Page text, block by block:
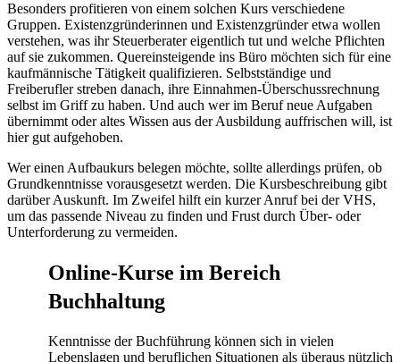
Besonders profitieren von einem solchen Kurs verschiedene
Gruppen. Existenzgründerinnen und Existenzgründer etwa wollen
verstehen, was ihr Steuerberater eigentlich tut und welche Pflichten
auf sie zukommen. Quereinsteigende ins Büro möchten sich für eine
kaufmännische Tätigkeit qualifizieren. Selbstständige und
Freiberufler streben danach, ihre Einnahmen-Überschussrechnung
selbst im Griff zu haben. Und auch wer im Beruf neue Aufgaben
übernimmt oder altes Wissen aus der Ausbildung auffrischen will, ist
hier gut aufgehoben.
Wer einen Aufbaukurs belegen möchte, sollte allerdings prüfen, ob
Grundkenntnisse vorausgesetzt werden. Die Kursbeschreibung gibt
darüber Auskunft. Im Zweifel hilft ein kurzer Anruf bei der VHS,
um das passende Niveau zu finden und Frust durch Über- oder
Unterforderung zu vermeiden.
Online-Kurse im Bereich
Buchhaltung
Kenntnisse der Buchführung können sich in vielen
Lebenslagen und beruflichen Situationen als überaus nützlich